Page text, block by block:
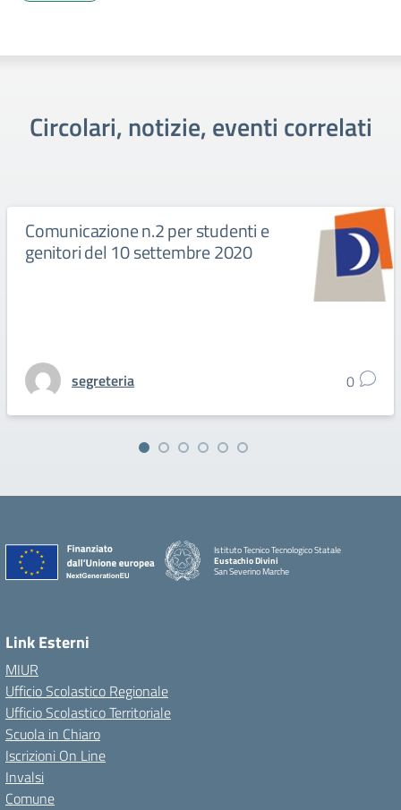
Circolari, notizie, eventi correlati
Comunicazione n.2 per studenti e
genitori del 10 settembre 2020
segreteria 0
Istituto Tecnico Tecnologico Statale
Eustachio Divini
San Severino Marche
Link Esterni
MIUR
Ufficio Scolastico Regionale
Ufficio Scolastico Territoriale
Scuola in Chiaro
Iscrizioni On Line
Invalsi
Comune